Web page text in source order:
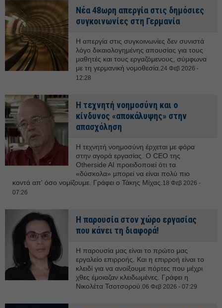
Νέα 48ωρη απεργία στις δημόσιες
συγκοινωνίες στη Γερμανία
Η απεργία στις συγκοινωνίες δεν συνιστά
λόγο δικαιολογημένης απουσίας για τους
μαθητές και τους εργαζόμενους, σύμφωνα
με τη γερμανική νομοθεσία. 24 Φεβ 2026 -
12:28
Η τεχνητή νοημοσύνη και ο
κίνδυνος «αποκάλυψης» στην
απασχόληση
Η τεχνητή νοημοσύνη έρχεται με φόρα
στην αγορά εργασίας. Ο CEO της
Otherside AI προειδοποιεί ότι τα
«δύσκολα» μπορεί να είναι πολύ πιο
κοντά απ' όσο νομίζουμε. Γράφει ο Τάκης Μίχας. 18 Φεβ 2026 -
07:26
Η παρουσία στον χώρο εργασίας
που κάνει τη διαφορά!
Η παρουσία μας είναι το πρώτο μας
εργαλείο επιρροής. Και η επιρροή είναι το
κλειδί για να ανοίξουμε πόρτες που μέχρι
χθες έμοιαζαν κλειδωμένες. Γράφει η
Νικολέτα Τσοτσορού.06 Φεβ 2026 - 07:29